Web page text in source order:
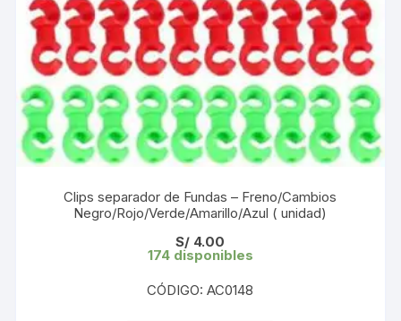
Clips separador de Fundas – Freno/Cambios
Negro/Rojo/Verde/Amarillo/Azul ( unidad)
S/ 4.00
174 disponibles
CÓDIGO: AC0148